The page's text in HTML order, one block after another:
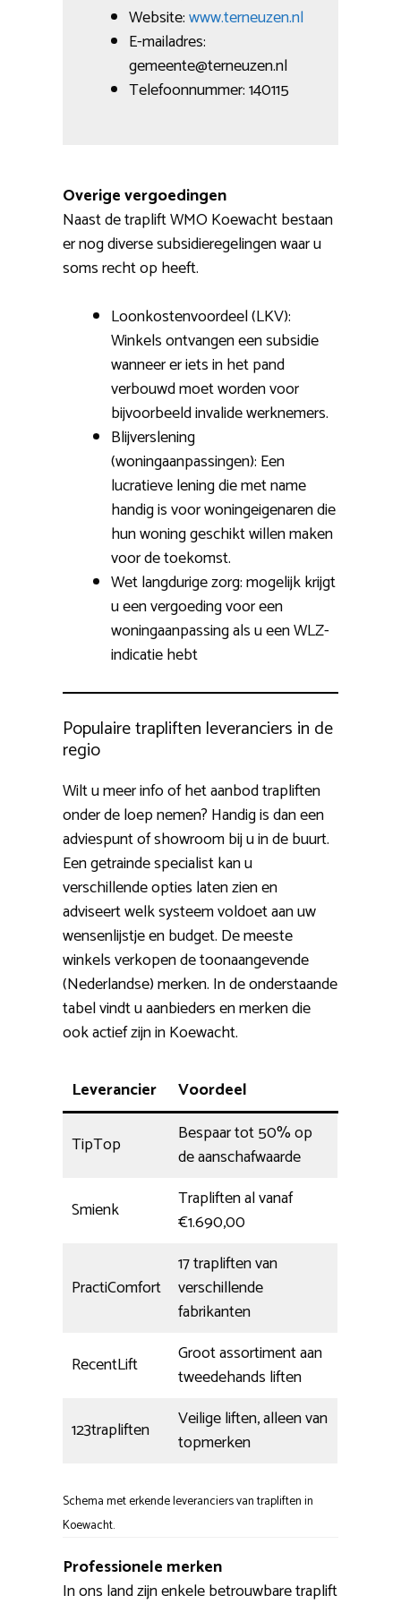
Website:www.terneuzen.nl
E-mailadres:
gemeente@terneuzen.nl
Telefoonnummer: 140115
Overige vergoedingen
Naast de traplift WMO Koewacht bestaan
er nog diverse subsidieregelingen waar u
soms recht op heeft.
Loonkostenvoordeel (LKV):
Winkels ontvangen een subsidie
wanneer er iets in het pand
verbouwd moet worden voor
bijvoorbeeld invalide werknemers.
Blijverslening
(woningaanpassingen): Een
lucratieve lening die met name
handig is voor woningeigenaren die
hun woning geschikt willen maken
voor de toekomst.
Wet langdurige zorg: mogelijk krijgt
u een vergoeding voor een
woningaanpassing als u een WLZ-
indicatie hebt
Populaire trapliften leveranciers in de
regio
Wilt u meer info of het aanbod trapliften
onder de loep nemen? Handig is dan een
adviespunt of showroom bij u in de buurt.
Een getrainde specialist kan u
verschillende opties laten zien en
adviseert welk systeem voldoet aan uw
wensenlijstje en budget. De meeste
winkels verkopen de toonaangevende
(Nederlandse) merken. In de onderstaande
tabel vindt u aanbieders en merken die
ook actief zijn in Koewacht.
Leverancier Voordeel
TipTop
Bespaar tot 50% op
de aanschafwaarde
Smienk
Trapliften al vanaf
€1.690,00
PractiComfort
17 trapliften van
verschillende
fabrikanten
RecentLift
Groot assortiment aan
tweedehands liften
123trapliften
Veilige liften, alleen van
topmerken
Schema met erkende leveranciers van trapliften in
Koewacht.
Professionele merken
In ons land zijn enkele betrouwbare traplift